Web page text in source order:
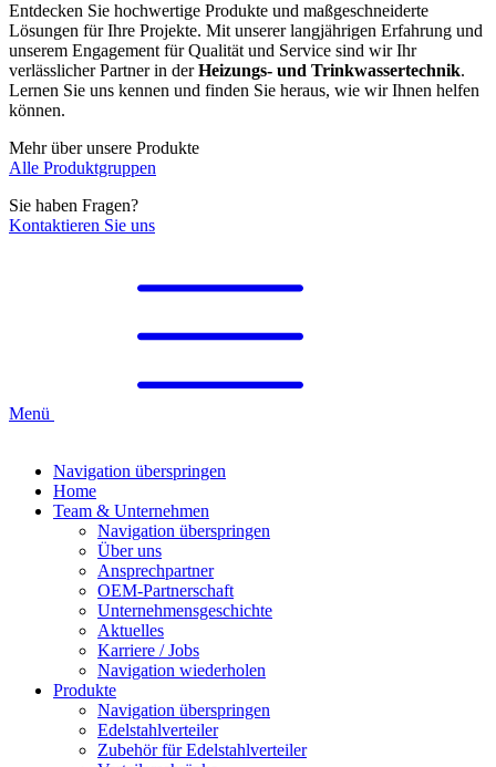
Entdecken Sie hochwertige Produkte und maßgeschneiderte
Lösungen für Ihre Projekte. Mit unserer langjährigen Erfahrung und
unserem Engagement für Qualität und Service sind wir Ihr
verlässlicher Partner in derHeizungs- und Trinkwassertechnik.
Lernen Sie uns kennen und finden Sie heraus, wie wir Ihnen helfen
können.
Mehr über unsere Produkte
Alle Produktgruppen
Sie haben Fragen?
Kontaktieren Sie uns
Menü
Navigation überspringen
Home
Team & Unternehmen
Navigation überspringen
Über uns
Ansprechpartner
OEM-Partnerschaft
Unternehmensgeschichte
Aktuelles
Karriere / Jobs
Navigation wiederholen
Produkte
Navigation überspringen
Edelstahlverteiler
Zubehör für Edelstahlverteiler